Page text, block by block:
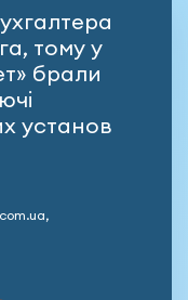
тому у
брали
установ